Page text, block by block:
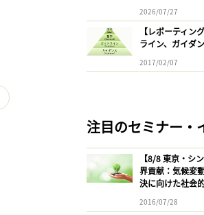
2026/07/27
【レポーティン
ライン、ガイダ
2017/02/07
注目のセミナー・
【8/8 東京・シ
界貢献：気候変
決に向けた社会
2016/07/28